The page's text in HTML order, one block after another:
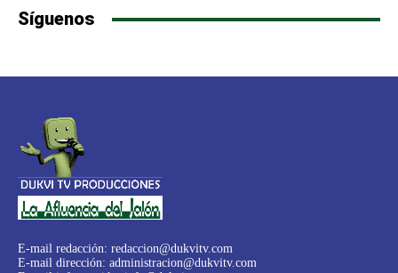
Síguenos
E-mail redacción: redaccion@dukvitv.com
E-mail dirección: administracion@dukvitv.com